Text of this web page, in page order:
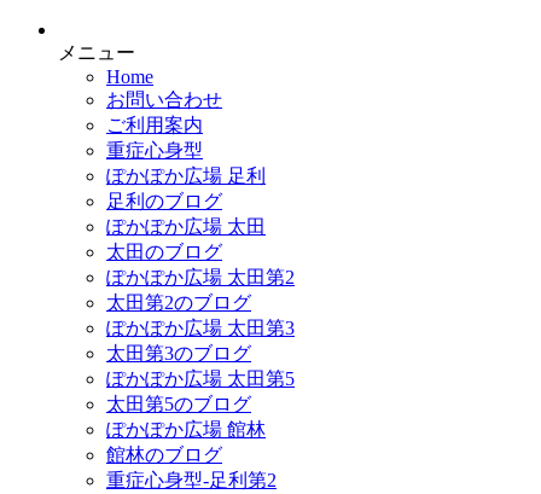
メニュー
Home
お問い合わせ
ご利用案内
重症心身型
ぽかぽか広場 足利
足利のブログ
ぽかぽか広場 太田
太田のブログ
ぽかぽか広場 太田第2
太田第2のブログ
ぽかぽか広場 太田第3
太田第3のブログ
ぽかぽか広場 太田第5
太田第5のブログ
ぽかぽか広場 館林
館林のブログ
重症心身型-足利第2